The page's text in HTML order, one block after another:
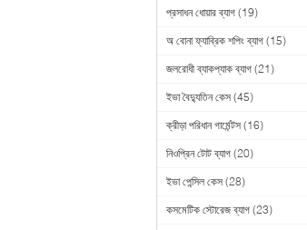
প্রসাধন ধোয়ার ব্যাগ (19)
অ বোনা ফ্যাব্রিক শপিং ব্যাগ (15)
জলরোধী ব্যাকপ্যাক ব্যাগ (21)
ইভা বৈদ্যুতিন কেস (45)
ক্রীড়া পরিধান গার্মেন্টস (16)
নিওপ্রিন টোট ব্যাগ (20)
ইভা পেন্সিল কেস (28)
কসমেটিক স্টোরেজ ব্যাগ (23)